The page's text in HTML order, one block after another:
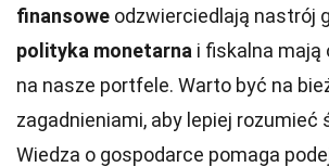
finansowe odzwierciedlają nastrój
polityka monetarna i fiskalna mają
na nasze portfele. Warto być na
zagadnieniami, aby lepiej rozumieć
Wiedza o gospodarce pomaga